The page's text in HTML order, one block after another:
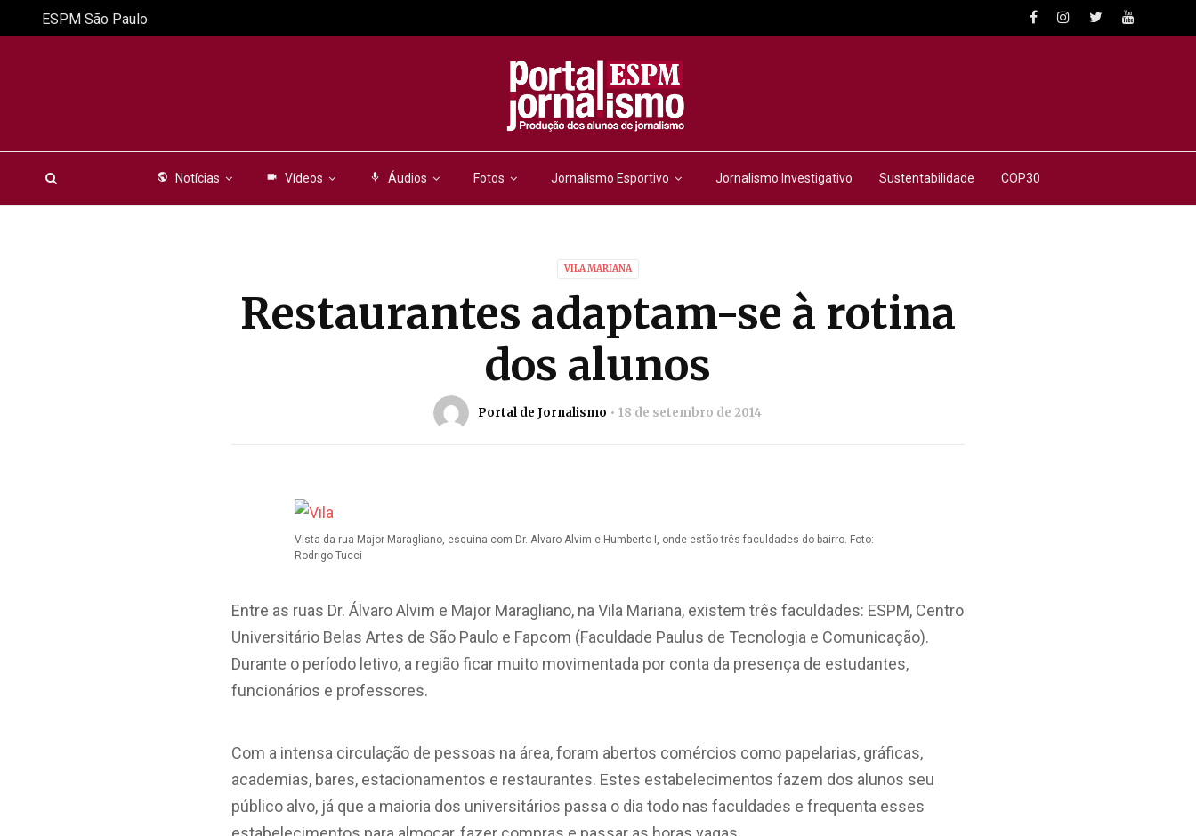
public Notícias videocam Vídeos mic Áudios Fotos Jornalismo Esportivo Jornalismo Investigativo Sustentabilidade COP30
ESPM São Paulo
VILA MARIANA
Restaurantes adaptam-se à rotina
dos alunos
Portal de Jornalismo 18 de setembro de 2014
Vista da rua Major Maragliano, esquina com Dr. Alvaro Alvim e Humberto I, onde estão três faculdades do bairro. Foto:
Rodrigo Tucci
Entre as ruas Dr. Álvaro Alvim e Major Maragliano, na Vila Mariana, existem três faculdades: ESPM, Centro
Universitário Belas Artes de São Paulo e Fapcom (Faculdade Paulus de Tecnologia e Comunicação).
Durante o período letivo, a região ficar muito movimentada por conta da presença de estudantes,
funcionários e professores.
Com a intensa circulação de pessoas na área, foram abertos comércios como papelarias, gráficas,
academias, bares, estacionamentos e restaurantes. Estes estabelecimentos fazem dos alunos seu
público alvo, já que a maioria dos universitários passa o dia todo nas faculdades e frequenta esses